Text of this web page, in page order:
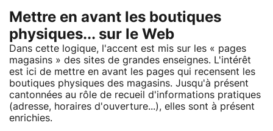
Mettre en avant les boutiques
physiques... sur le Web
Dans cette logique, l'accent est mis sur les « pages
magasins » des sites de grandes enseignes. L'intérêt
est ici de mettre en avant les pages qui recensent les
boutiques physiques des magasins. Jusqu'à présent
cantonnées au rôle de recueil d'informations pratiques
(adresse, horaires d'ouverture...), elles sont à présent
enrichies.